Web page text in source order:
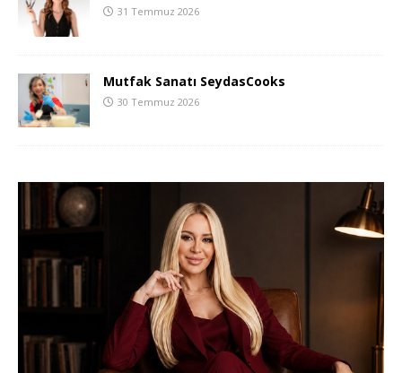
31 Temmuz 2026
Mutfak Sanatı SeydasCooks
30 Temmuz 2026